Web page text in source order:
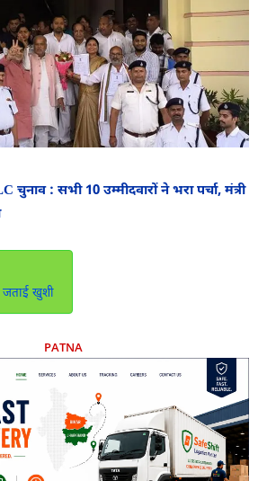
चुनाव : सभी 10 उम्मीदवारों ने भरा पर्चा, मंत्री
जताई खुशी
PATNA